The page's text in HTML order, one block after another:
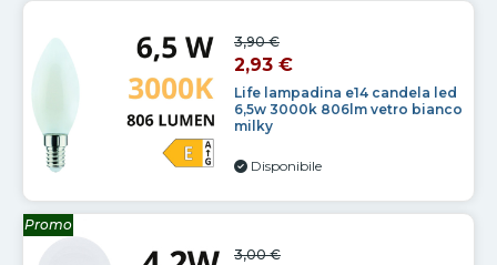
Life lampadina e14 candela led
6,5w 3000k 806lm vetro bianco
milky
3,90 €
2,93 €
Disponibile
3,00 €
Promo